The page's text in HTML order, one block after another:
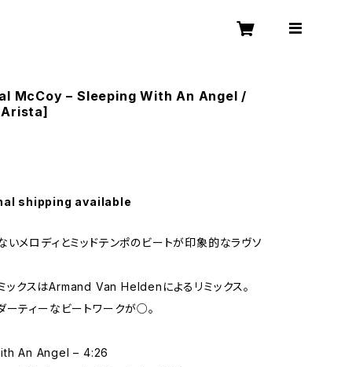
McCoy – Sleeping With An Angel /
shipping available
いメロディとミッドテンポのビートが印象的なラヴソ
クスはArmand Van Heldenによるリミックス。
ーティーなビートワークが○。
An Angel – 4:26